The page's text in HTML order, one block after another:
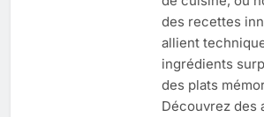
des recettes
allient
ingrédients
des plats
Découvrez des